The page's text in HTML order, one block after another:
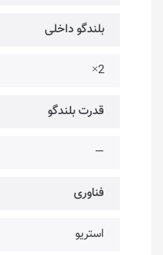
بلندگو داخلی
2×
قدرت بلندگو
—
فناوری‌
استریو